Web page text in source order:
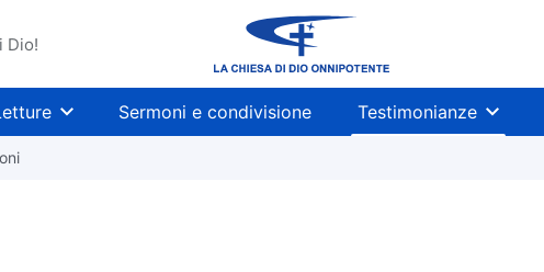
Dio!
Sermoni e condivisione Testimonianze